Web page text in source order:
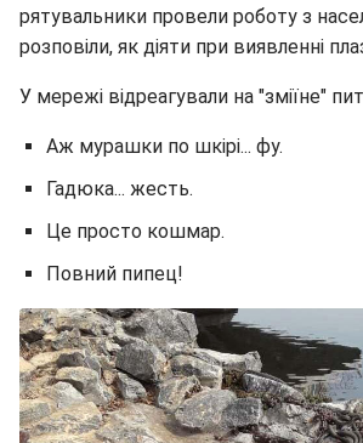
рятувальники провели роботу з
розповіли, як діяти при виявленні
У мережі відреагували на "зміїне"
Аж мурашки по шкірі... фу.
Гадюка... жесть.
Це просто кошмар.
Повний пипец!